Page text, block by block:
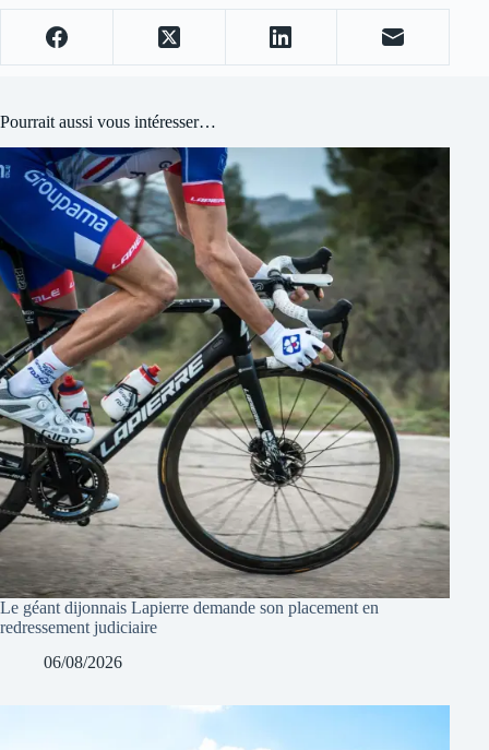
Pourrait aussi vous intéresser…
Le géant dijonnais Lapierre demande son placement en
redressement judiciaire
06/08/2026